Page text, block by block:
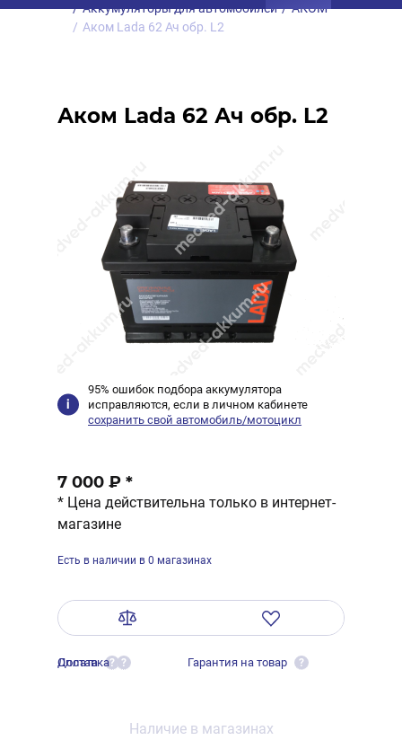
/ Аккумуляторы для автомобилей / АКОМ
/ Аком Lada 62 Ач обр. L2
Аком Lada 62 Ач обр. L2
95% ошибок подбора аккумулятора
исправляются, если в личном кабинете
сохранить свой автомобиль/мотоцикл
7 000 ₽ *
* Цена действительна только в интернет-
магазине
Есть в наличии в 0 магазинах
Оплата ?
Доставка ? Гарантия на товар ?
Наличие в магазинах